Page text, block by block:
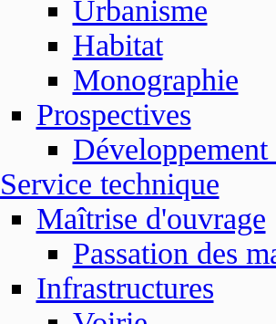
Urbanisme
Habitat
Monographie
Prospectives
Développement
Service technique
Maîtrise d'ouvrage
Passation des
Infrastructures